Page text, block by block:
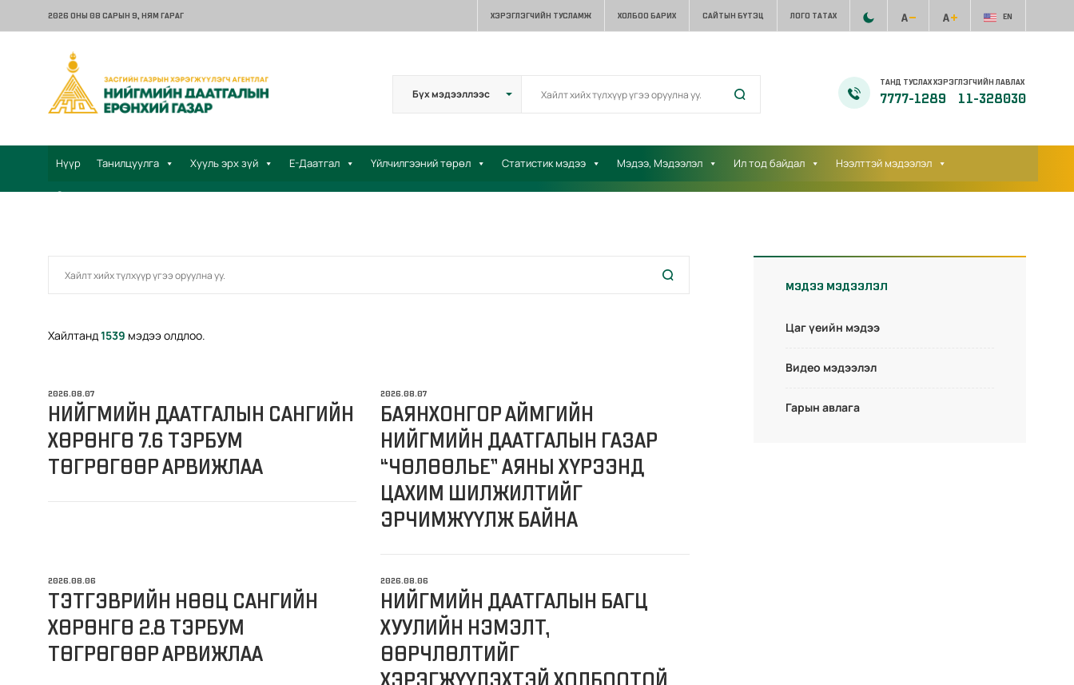
2026 ОНЫ 08 САРЫН 9, НЯМ ГАРАГ ХЭРЭГЛЭГЧИЙН ТУСЛАМЖ ХОЛБОО БАРИХ САЙТЫН БҮТЭЦ ЛОГО ТАТАХ EN
ТАНД ТУСЛАХ ХЭРЭГЛЭГЧИЙН ЛАВЛАХ
7777-1289 11-328030
Нүүр Танилцуулга Хууль эрх зүй Е-Даатгал Үйлчилгээний төрөл Статистик мэдээ Мэдээ, Мэдээлэл Ил тод байдал Нээлттэй мэдээлэл
Санал хүсэлт
Хайлтанд1539 мэдээ олдлоо.
2026.08.07
НИЙГМИЙН ДААТГАЛЫН САНГИЙН
ХӨРӨНГӨ 7.6 ТЭРБУМ
ТӨГРӨГӨӨР АРВИЖЛАА
2026.08.07
БАЯНХОНГОР АЙМГИЙН
НИЙГМИЙН ДААТГАЛЫН ГАЗАР
“ЧӨЛӨӨЛЬЕ” АЯНЫ ХҮРЭЭНД
ЦАХИМ ШИЛЖИЛТИЙГ
ЭРЧИМЖҮҮЛЖ БАЙНА
2026.08.06
ТЭТГЭВРИЙН НӨӨЦ САНГИЙН
ХӨРӨНГӨ 2.8 ТЭРБУМ
ТӨГРӨГӨӨР АРВИЖЛАА
2026.08.06
НИЙГМИЙН ДААТГАЛЫН БАГЦ
ХУУЛИЙН НЭМЭЛТ,
ӨӨРЧЛӨЛТИЙГ
МЭДЭЭ МЭДЭЭЛЭЛ
Цаг үеийн мэдээ
Видео мэдээлэл
Гарын авлага